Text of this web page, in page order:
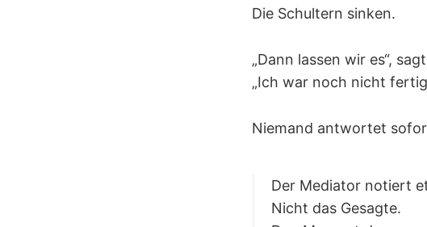
Die Schultern sinken.
„Dann lassen wir es“,
„Ich war noch nicht
Niemand antwortet
Der Mediator notiert
Nicht das Gesagte.